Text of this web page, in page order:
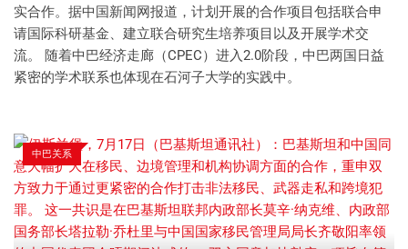
实合作。据中国新闻网报道，计划开展的合作项目包括联合申
请国际科研基金、建立联合研究生培养项目以及开展学术交
流。 随着中巴经济走廊（CPEC）进入2.0阶段，中巴两国日益
紧密的学术联系也体现在石河子大学的实践中。
中巴关系